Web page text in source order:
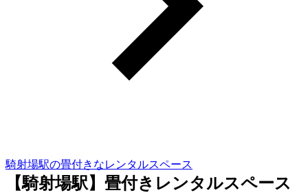
騎射場駅の畳付きなレンタルスペース
【騎射場駅】畳付きレンタルスペース